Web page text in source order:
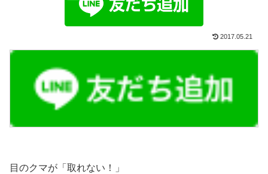
2017.05.21
目のクマが「取れない！」